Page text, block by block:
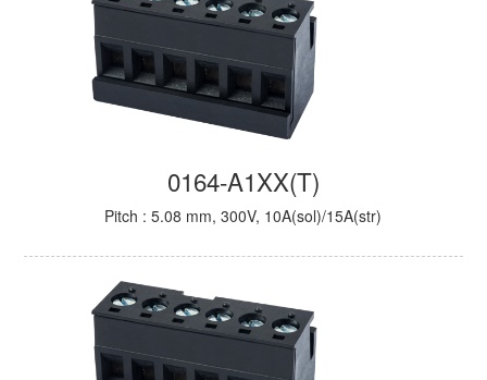
0164-A1XX(T)
Pitch : 5.08 mm, 300V, 10A(sol)/15A(str)